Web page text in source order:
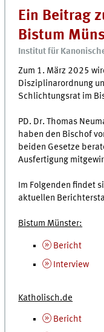
Ein Beitrag
Bistum
Institut für
Zum 1. März 2025
Disziplinarordnung
Schlichtungsrat im
PD. Dr. Thomas
haben den Bischof
beiden Gesetze
Ausfertigung
Im Folgenden findet
aktuellen
Bistum Münster:
Bericht
Interview
Katholisch.de
Bericht